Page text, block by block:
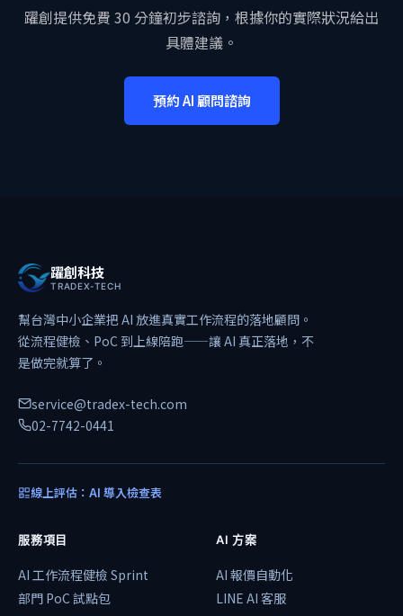
躍創提供免費 30 分鐘初步諮詢，根據你的實際狀況給出
具體建議。
預約 AI 顧問諮詢
躍創科技
TRADEX-TECH
幫台灣中小企業把 AI 放進真實工作流程的落地顧問。
從流程健檢、PoC 到上線陪跑——讓 AI 真正落地，不
是做完就算了。
service@tradex-tech.com
02-7742-0441
線上評估：AI 導入檢查表
服務項目
AI 工作流程健檢 Sprint
部門 PoC 試點包
AI 方案
AI 報價自動化
LINE AI 客服